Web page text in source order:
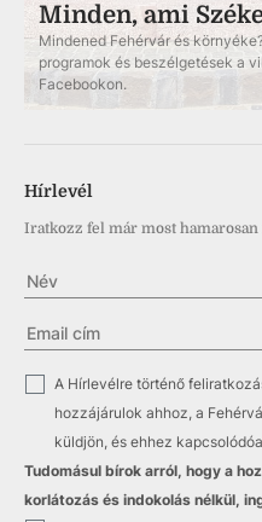
Minden, ami
Mindened Fehérvár és
programok és beszélgetések a
Facebookon.
Hírlevél
Iratkozz fel már most
A Hírlevélre történő
hozzájárulok ahhoz, a
küldjön, és ehhez
Tudomásul bírok arról, hogy a
korlátozás és indokolás nélkül,